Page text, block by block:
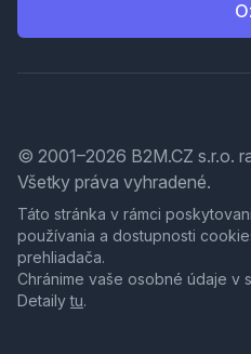
© 2001–2026 B2M.CZ s.r.o.
Všetky práva vyhradené.
Táto stránka v rámci
používania a dostupnosti
prehliadača.
Chránime vaše osobné údaje v
Detailytu.